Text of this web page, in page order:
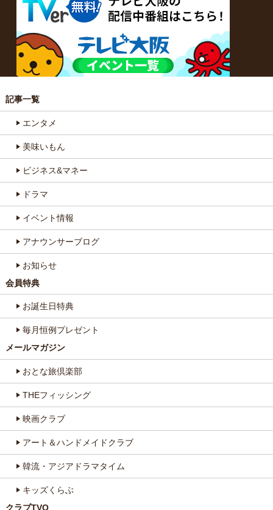
記事一覧
エンタメ
美味いもん
ビジネス&マネー
ドラマ
イベント情報
アナウンサーブログ
お知らせ
会員特典
お誕生日特典
毎月恒例プレゼント
メールマガジン
おとな旅倶楽部
THEフィッシング
映画クラブ
アート＆ハンドメイドクラブ
韓流・アジアドラマタイム
キッズくらぶ
クラブTVO